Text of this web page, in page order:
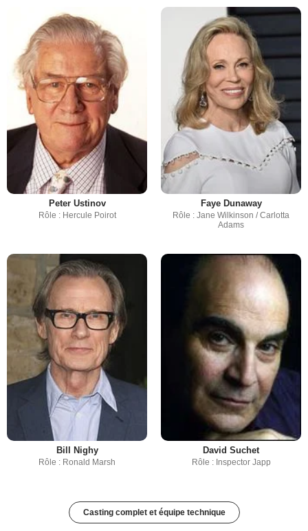
Peter Ustinov
Rôle : Hercule Poirot
Faye Dunaway
Rôle : Jane Wilkinson / Carlotta
Adams
Bill Nighy
Rôle : Ronald Marsh
David Suchet
Rôle : Inspector Japp
Casting complet et équipe technique